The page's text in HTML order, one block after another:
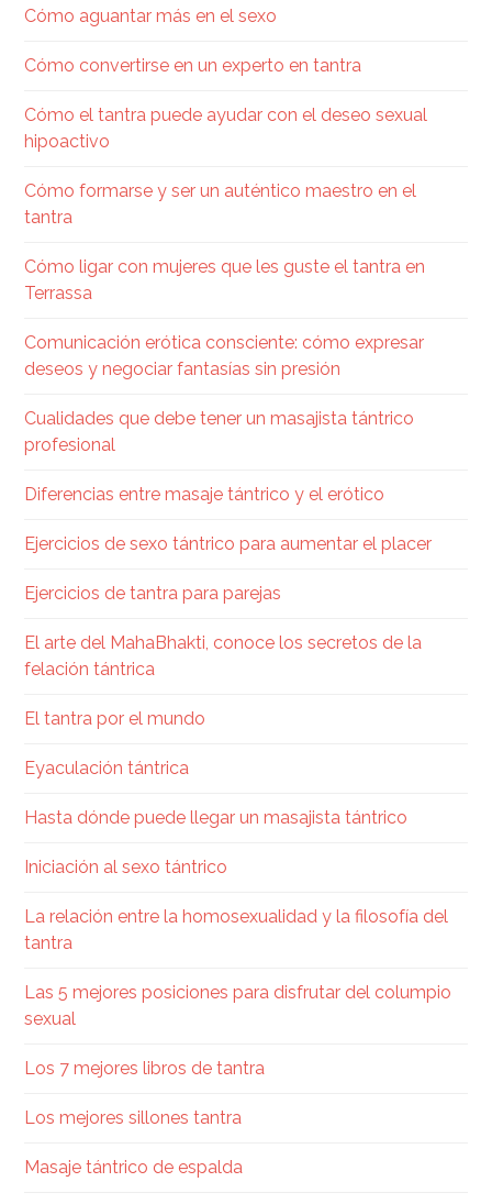
Cómo aguantar más en el sexo
Cómo convertirse en un experto en tantra
Cómo el tantra puede ayudar con el deseo sexual
hipoactivo
Cómo formarse y ser un auténtico maestro en el
tantra
Cómo ligar con mujeres que les guste el tantra en
Terrassa
Comunicación erótica consciente: cómo expresar
deseos y negociar fantasías sin presión
Cualidades que debe tener un masajista tántrico
profesional
Diferencias entre masaje tántrico y el erótico
Ejercicios de sexo tántrico para aumentar el placer
Ejercicios de tantra para parejas
El arte del MahaBhakti, conoce los secretos de la
felación tántrica
El tantra por el mundo
Eyaculación tántrica
Hasta dónde puede llegar un masajista tántrico
Iniciación al sexo tántrico
La relación entre la homosexualidad y la filosofía del
tantra
Las 5 mejores posiciones para disfrutar del columpio
sexual
Los 7 mejores libros de tantra
Los mejores sillones tantra
Masaje tántrico de espalda